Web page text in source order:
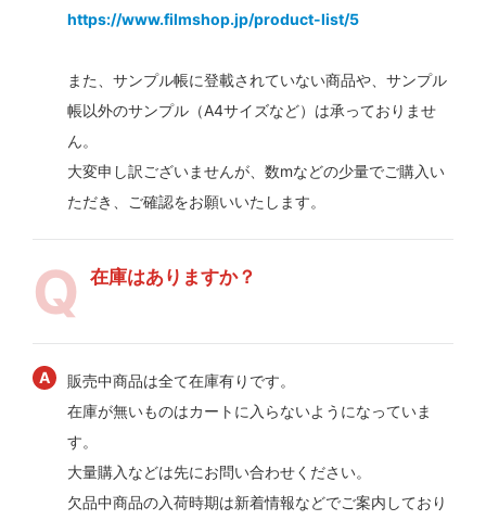
https://www.filmshop.jp/product-list/5
また、サンプル帳に登載されていない商品や、サンプル
帳以外のサンプル（A4サイズなど）は承っておりませ
ん。
大変申し訳ございませんが、数mなどの少量でご購入い
ただき、ご確認をお願いいたします。
在庫はありますか？
販売中商品は全て在庫有りです。
在庫が無いものはカートに入らないようになっていま
す。
大量購入などは先にお問い合わせください。
欠品中商品の入荷時期は新着情報などでご案内しており